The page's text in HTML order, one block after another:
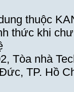
thuộc
thức khi
Tòa nhà
TP. Hồ